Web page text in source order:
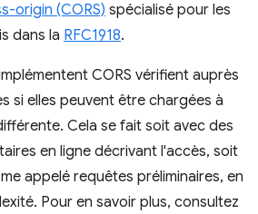
origin (CORS) spécialisé pour les
dans la RFC1918.
CORS vérifient auprès
si elles peuvent être chargées à
Cela se fait soit avec des
en ligne décrivant l'accès, soit
appelé requêtes préliminaires, en
Pour en savoir plus, consultez